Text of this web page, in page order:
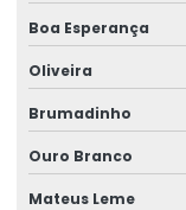
Ribbon 110x450
Ribbon 110x74 Alta
Ribbon 110x74 Para
Boa Esperança
Oliveira
Brumadinho
Ouro Branco
Mateus Leme